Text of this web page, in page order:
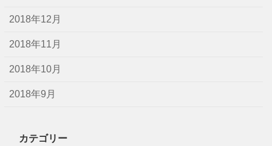
2018年12月
2018年11月
2018年10月
2018年9月
カテゴリー